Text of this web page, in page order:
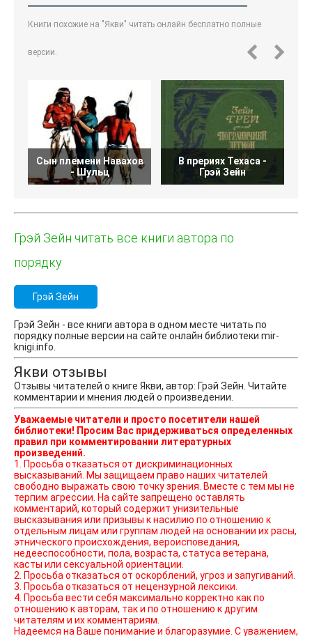
Книги похожие на "Якви" читать онлайн бесплатно полные
версии.
Сын племени Навахов
- Шульц
В прериях Техаса -
Грэй Зейн
Грэй Зейн читать все книги автора по
порядку
Грэй Зейн
Грэй Зейн - все книги автора в одном месте читать по
порядку полные версии на сайте онлайн библиотеки mir-
knigi.info.
Якви отзывы
Отзывы читателей о книге Якви, автор: Грэй Зейн. Читайте
комментарии и мнения людей о произведении.
Уважаемые читатели и просто посетители нашей
библиотеки! Просим Вас придерживаться определенных
правил при комментировании литературных
произведений.
1. Просьба отказаться от дискриминационных
высказываний. Мы защищаем право наших читателей
свободно выражать свою точку зрения. Вместе с тем мы не
терпим агрессии. На сайте запрещено оставлять
комментарий, который содержит унизительные
высказывания или призывы к насилию по отношению к
отдельным лицам или группам людей на основании их расы,
этнического происхождения, вероисповедания,
недееспособности, пола, возраста, статуса ветерана,
касты или сексуальной ориентации.
2. Просьба отказаться от оскорблений, угроз и запугиваний.
3. Просьба отказаться от нецензурной лексики.
4. Просьба вести себя максимально корректно как по
отношению к авторам, так и по отношению к другим
читателям и их комментариям.
Надеемся на Ваше понимание и благоразумие. С уважением,